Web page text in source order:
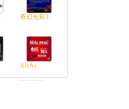
奇幻光彩3...
AirAs...